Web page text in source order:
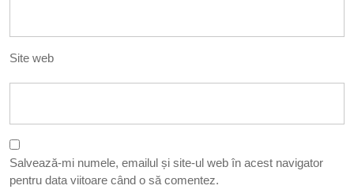
Site web
Salvează-mi numele, emailul și site-ul web în acest navigator
pentru data viitoare când o să comentez.